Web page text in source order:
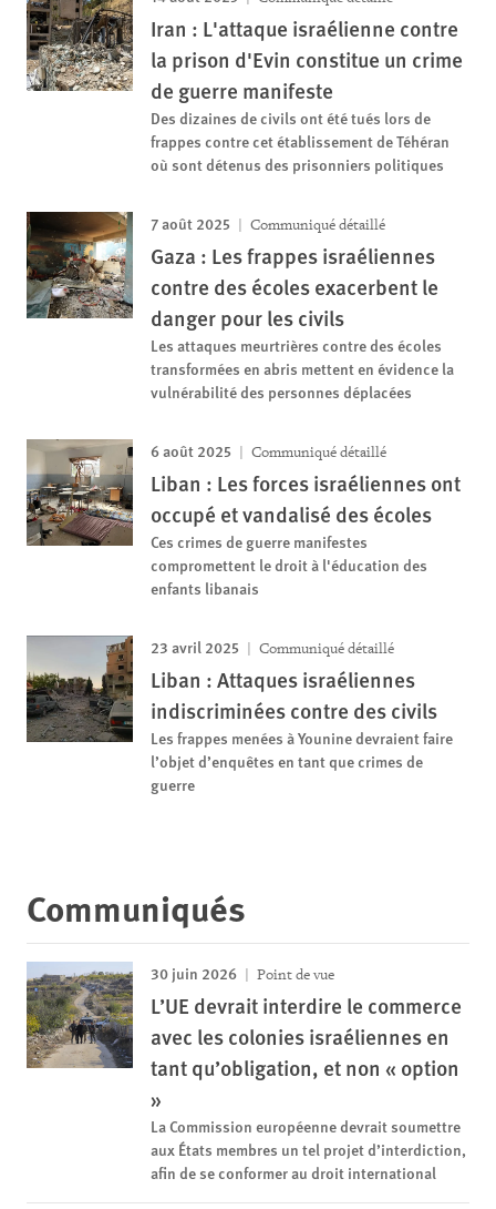
Iran : L'attaque israélienne contre
la prison d'Evin constitue un crime
de guerre manifeste
Des dizaines de civils ont été tués lors de
frappes contre cet établissement de Téhéran
où sont détenus des prisonniers politiques
7 août 2025 Communiqué détaillé
Gaza : Les frappes israéliennes
contre des écoles exacerbent le
danger pour les civils
Les attaques meurtrières contre des écoles
transformées en abris mettent en évidence la
vulnérabilité des personnes déplacées
6 août 2025 Communiqué détaillé
Liban : Les forces israéliennes ont
occupé et vandalisé des écoles
Ces crimes de guerre manifestes
compromettent le droit à l'éducation des
enfants libanais
23 avril 2025 Communiqué détaillé
Liban : Attaques israéliennes
indiscriminées contre des civils
Les frappes menées à Younine devraient faire
l’objet d’enquêtes en tant que crimes de
guerre
Communiqués
30 juin 2026 Point de vue
L’UE devrait interdire le commerce
avec les colonies israéliennes en
tant qu’obligation, et non « option
»
La Commission européenne devrait soumettre
aux États membres un tel projet d’interdiction,
afin de se conformer au droit international